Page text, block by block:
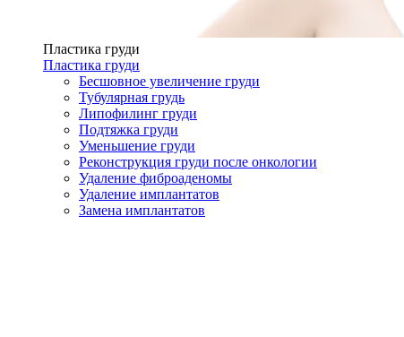
Пластика груди
Пластика груди
Бесшовное увеличение груди
Тубулярная грудь
Липофилинг груди
Подтяжка груди
Уменьшение груди
Реконструкция груди после онкологии
Удаление фиброаденомы
Удаление имплантатов
Замена имплантатов